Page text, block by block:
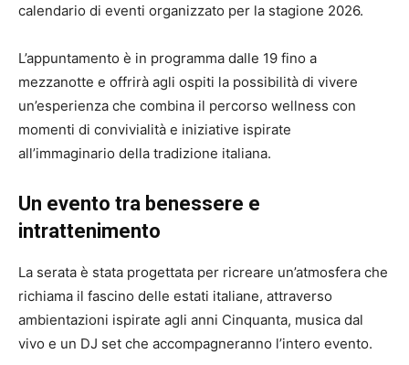
calendario di eventi organizzato per la stagione 2026.
L’appuntamento è in programma dalle 19 fino a
mezzanotte e offrirà agli ospiti la possibilità di vivere
un’esperienza che combina il percorso wellness con
momenti di convivialità e iniziative ispirate
all’immaginario della tradizione italiana.
Un evento tra benessere e
intrattenimento
La serata è stata progettata per ricreare un’atmosfera che
richiama il fascino delle estati italiane, attraverso
ambientazioni ispirate agli anni Cinquanta, musica dal
vivo e un DJ set che accompagneranno l’intero evento.